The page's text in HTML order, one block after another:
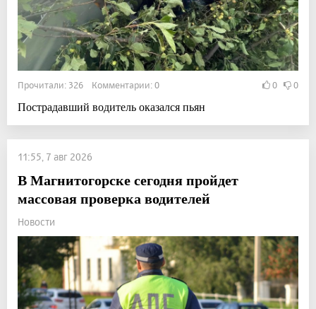
Прочитали: 326 Комментарии: 0 0 0
Пострадавший водитель оказался пьян
11:55, 7 авг 2026
В Магнитогорске сегодня пройдет
массовая проверка водителей
Новости